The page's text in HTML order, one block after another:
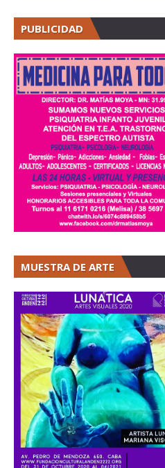
PUBLICIDAD
MUESTRA DE ARTE